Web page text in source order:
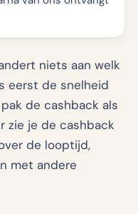
niets aan welk
eerst de snelheid
de cashback als
zie je de cashback
de looptijd,
met andere